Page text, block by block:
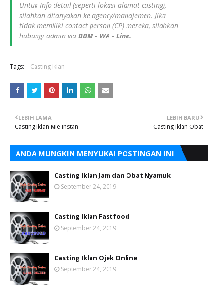
Untuk Info detail (seperti lokasi alamat casting),
silahkan ditanyakan ke agency/manajemen. Jika
tidak memiliki contact person (CP) mereka, silahkan
hubungi admin via BBM - WA - Line.
Tags: Casting Iklan
LEBIH BARU
Casting Iklan Obat
LEBIH LAMA
Casting iklan Mie Instan
ANDA MUNGKIN MENYUKAI POSTINGAN INI
Casting Iklan Jam dan Obat Nyamuk
September 24, 2019
Casting Iklan Fastfood
September 24, 2019
Casting Iklan Ojek Online
September 24, 2019